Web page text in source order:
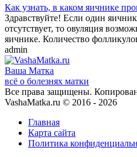
Как узнать, в каком яичнике
Здравствуйте! Если один
отсутствует, то овуляция
яичнике. Количество
admin
Ваша Матка
всё о болезнях матки
Все права защищены.
VashaMatka.ru © 2016 - 2026
Главная
Карта сайта
Политика